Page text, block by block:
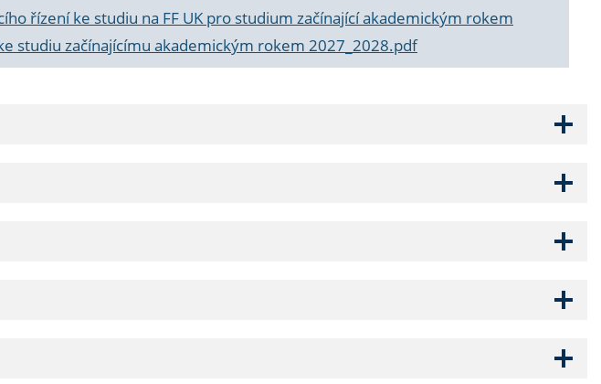
řízení ke studiu na FF UK pro studium začínající akademickým rokem
studiu začínajícímu akademickým rokem 2027_2028.pdf